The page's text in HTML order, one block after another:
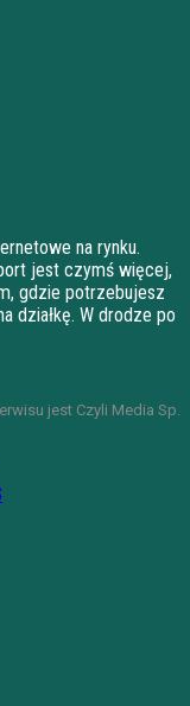
na rynku.
jest czymś więcej,
gdzie potrzebujesz
działkę. W drodze po
jest Czyli Media Sp.